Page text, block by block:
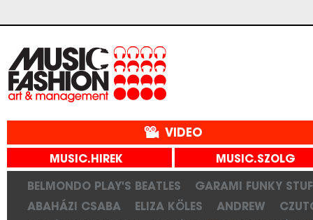
VIDEO
MUSIC.HIREK MUSIC.SZOLG
BELMONDO PLAY'S BEATLES
GARAMI FUNKY
ABAHÁZI CSABA
ELIZA KÖLES ANDREW